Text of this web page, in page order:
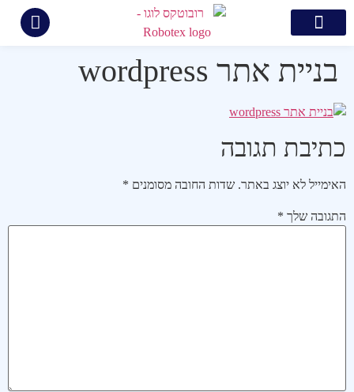
בניית אתר wordpress
כתיבת תגובה
האימייל לא יוצג באתר. שדות החובה מסומנים *
התגובה שלך *